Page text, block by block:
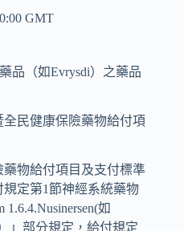
GMT
品（如Evrysdi）之藥品
民健康保險藥物給付項
物給付項目及支付標準
定第1節神經系統藥物
1.6.4.Nusinersen(如
」部分規定，給付規定